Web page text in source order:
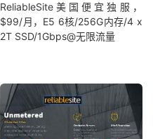
ReliableSite美国便宜独服，
$99/月，E5 6核/256G内存/4 x
2T SSD/1Gbps@无限流量